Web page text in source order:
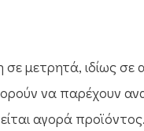
μετρητά, ιδίως σε
να παρέχουν
αγορά προϊόντος.